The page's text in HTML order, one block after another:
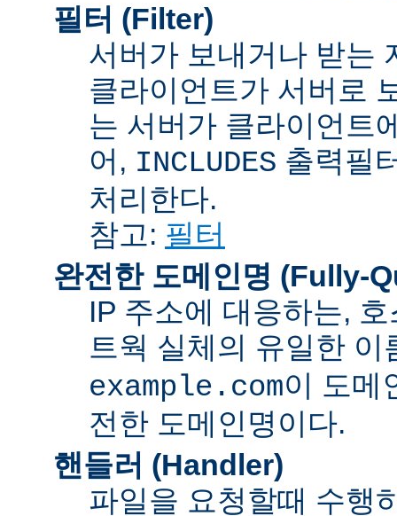
필터 (Filter)
서버가 보내거나 받는
클라이언트가 서버로
는 서버가 클라이언트
어, INCLUDES 출력필
처리한다.
참고: 필터
완전한 도메인명 (Fully-
IP 주소에 대응하는,
트웍 실체의 유일한
example.com이 도메
전한 도메인명이다.
핸들러 (Handler)
파일을 요청할때 수행